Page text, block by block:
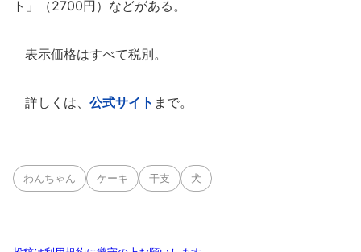
ト」（2700円）などがある。
表示価格はすべて税別。
詳しくは、 公式サイト まで。
わんちゃん ケーキ 干支 犬